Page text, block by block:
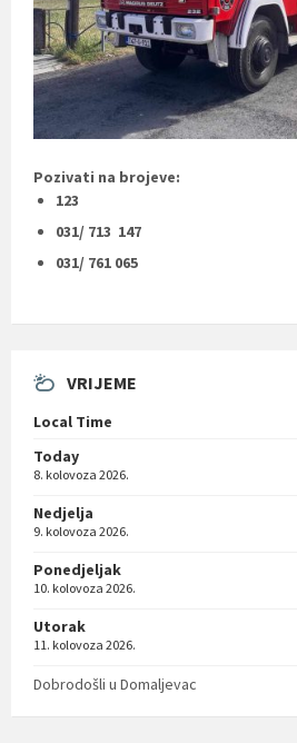
Pozivati na brojeve:
123
031/ 713 147
031/ 761 065
VRIJEME
Local Time
Today
8. kolovoza 2026.
Nedjelja
9. kolovoza 2026.
Ponedjeljak
10. kolovoza 2026.
Utorak
11. kolovoza 2026.
Dobrodošli u Domaljevac